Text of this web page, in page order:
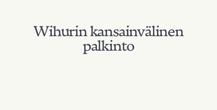
Wihurin kansainvälinen
palkinto